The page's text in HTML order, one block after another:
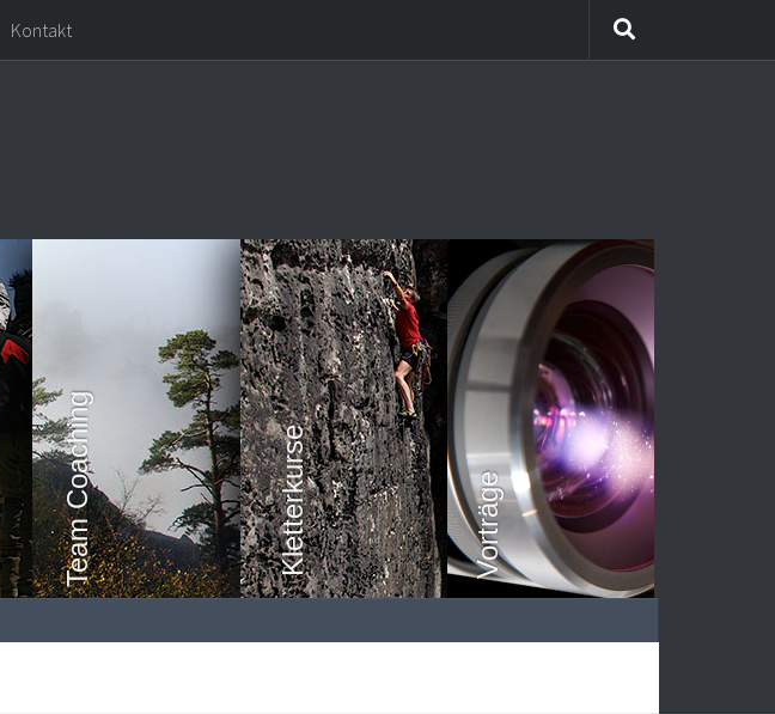
Kontakt
Expeditionen Himalaya Trekking Team Coaching Kletterkurse Vorträge